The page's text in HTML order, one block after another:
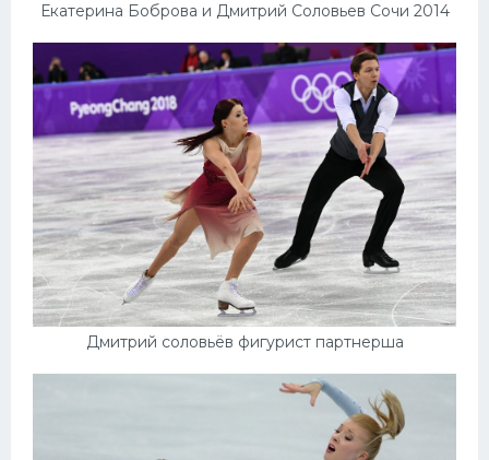
Екатерина Боброва и Дмитрий Соловьев Сочи 2014
Дмитрий соловьёв фигурист партнерша